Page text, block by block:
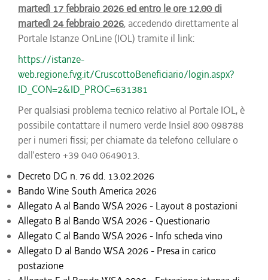
martedì 17 febbraio 2026 ed entro le ore 12.00 di
martedì 24 febbraio 2026, accedendo direttamente al
Portale Istanze OnLine (IOL) tramite il link:
https://istanze-
web.regione.fvg.it/CruscottoBeneficiario/login.aspx?
ID_CON=2&ID_PROC=631381
Per qualsiasi problema tecnico relativo al Portale IOL, è
possibile contattare il numero verde Insiel 800 098788
per i numeri fissi; per chiamate da telefono cellulare o
dall’estero +39 040 0649013.
Decreto DG n. 76 dd. 13.02.2026
Bando Wine South America 2026
Allegato A al Bando WSA 2026 - Layout 8 postazioni
Allegato B al Bando WSA 2026 - Questionario
Allegato C al Bando WSA 2026 - Info scheda vino
Allegato D al Bando WSA 2026 - Presa in carico
postazione